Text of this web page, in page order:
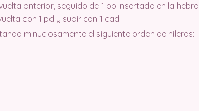
anterior, seguido de 1 pb insertado en la hebra
con 1 pd y subir con 1 cad.
minuciosamente el siguiente orden de hileras: